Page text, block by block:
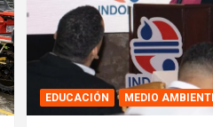
EDUCACIÓN MEDIO